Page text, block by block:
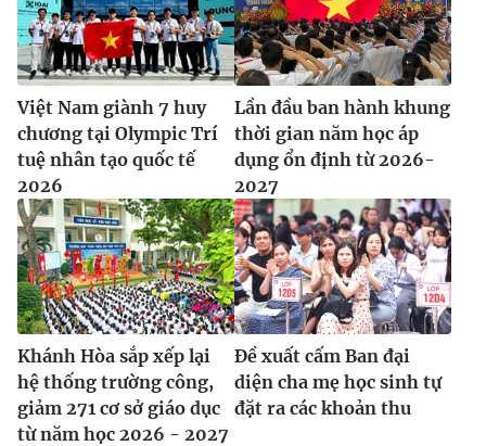
Việt Nam giành 7 huy
chương tại Olympic Trí
tuệ nhân tạo quốc tế
2026
Lần đầu ban hành khung
thời gian năm học áp
dụng ổn định từ 2026-
2027
Khánh Hòa sắp xếp lại
hệ thống trường công,
giảm 271 cơ sở giáo dục
từ năm học 2026 - 2027
Đề xuất cấm Ban đại
diện cha mẹ học sinh tự
đặt ra các khoản thu